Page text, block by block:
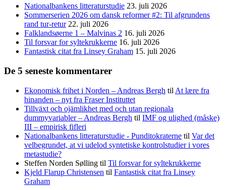
Nationalbankens litteraturstudie 23. juli 2026
Sommerserien 2026 om dansk reformer #2: Til afgrundens
rand tur-retur 22. juli 2026
Falklandsøerne 1 – Malvinas 2 16. juli 2026
Til forsvar for syltekrukkerne 16. juli 2026
Fantastisk citat fra Linsey Graham 15. juli 2026
De 5 seneste kommentarer
Ekonomisk frihet i Norden – Andreas Bergh til At lære fra
hinanden – nyt fra Fraser Instituttet
Tillväxt och ojämlikhet med och utan regionala
dummyvariabler – Andreas Bergh til IMF og ulighed (måske)
III – empirisk fifleri
Nationalbankens litteraturstudie - Punditokraterne til Var det
velbegrundet, at vi udelod syntetiske kontrolstudier i vores
metastudie?
Steffen Norden Sølling til Til forsvar for syltekrukkerne
Kjeld Flarup Christensen til Fantastisk citat fra Linsey
Graham